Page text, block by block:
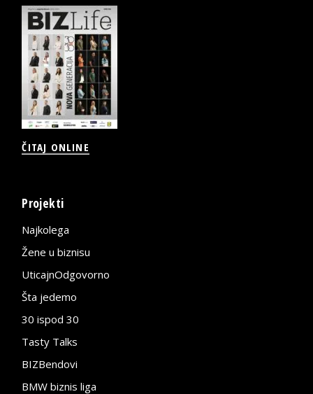
ČITAJ ONLINE
Projekti
Najkolega
Žene u biznisu
UticajnOdgovorno
Šta jedemo
30 ispod 30
Tasty Talks
BIZBendovi
BMW biznis liga